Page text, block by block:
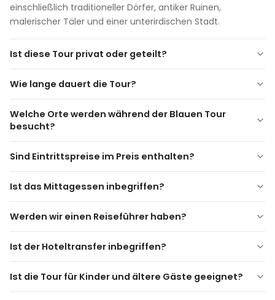
einschließlich traditioneller Dörfer, antiker Ruinen,
malerischer Täler und einer unterirdischen Stadt.
Ist diese Tour privat oder geteilt?
für Sie und Ihre Gruppe durchgeführt wird. Es gibt keine
Wie lange dauert die Tour?
Welche Orte werden während der Blauen Tour
besucht?
Sobesos Antike Stadt
Kaymaklı oder Derinkuyu unterirdische Stadt
Malerische Aussichtspunkte
Sind Eintrittspreise im Preis enthalten?
Stätten sind nicht enthalten
Ist das Mittagessen inbegriffen?
anders angegeben. Ein Lunch-Stopp in einem lokalen
Werden wir einen Reiseführer haben?
Ist der Hoteltransfer inbegriffen?
Ist die Tour für Kinder und ältere Gäste geeignet?